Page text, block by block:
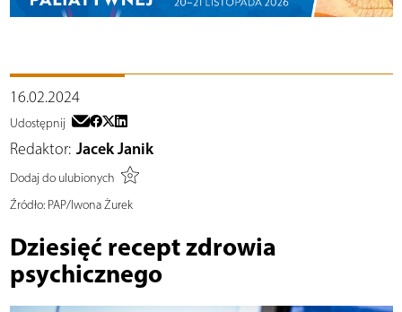
16.02.2024
Udostępnij
Redaktor: Jacek Janik
Dodaj do ulubionych
Źródło:PAP/Iwona Żurek
Dziesięć recept zdrowia
psychicznego